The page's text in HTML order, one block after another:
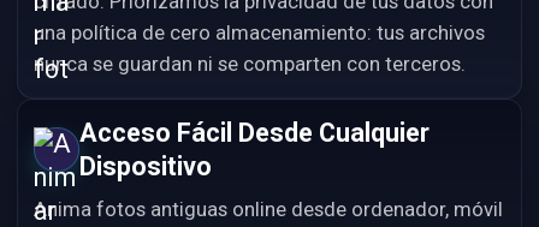
una política de cero almacenamiento: tus archivos
nunca se guardan ni se comparten con terceros.
Acceso Fácil Desde Cualquier
Dispositivo
Anima fotos antiguas online desde ordenador, móvil